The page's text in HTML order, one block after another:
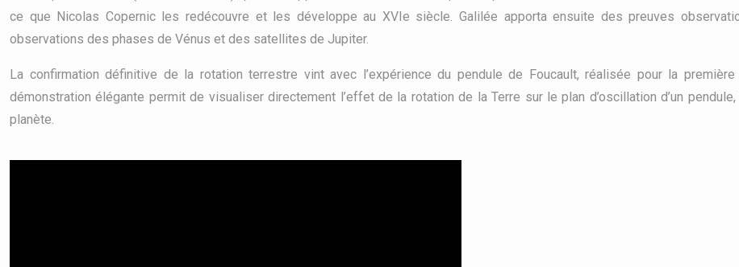
ce que Nicolas Copernic les redécouvre et les développe au XVIe siècle. Galilée apporta ensuite des preuves
observations des phases de Vénus et des satellites de Jupiter.
La confirmation définitive de la rotation terrestre vint avec l’expérience du pendule de Foucault, réalisée pour la
démonstration élégante permit de visualiser directement l’effet de la rotation de la Terre sur le plan d’oscillation d’un
planète.